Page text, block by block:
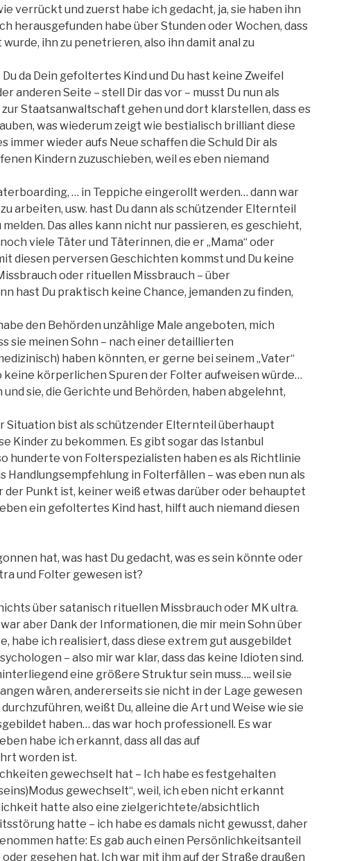
verrückt und zuerst habe ich gedacht, ja, sie haben ihn
herausgefunden habe über Stunden oder Wochen, dass
ihn zu penetrieren, also ihn damit anal zu
da Dein gefoltertes Kind und Du hast keine Zweifel
anderen Seite – stell Dir das vor – musst Du nun als
Staatsanwaltschaft gehen und dort klarstellen, dass es
was wiederum zeigt wie bestialisch brilliant diese
immer wieder aufs Neue schaffen die Schuld Dir als
Kindern zuzuschieben, weil es eben niemand
… in Teppiche eingerollt werden… dann war
arbeiten, usw. hast Du dann als schützender Elternteil
Das alles kann nicht nur passieren, es geschieht,
viele Täter und Täterinnen, die er „Mama“ oder
diesen perversen Geschichten kommst und Du keine
oder rituellen Missbrauch – über
hast Du praktisch keine Chance, jemanden zu finden,
den Behörden unzählige Male angeboten, mich
sie meinen Sohn – nach einer detaillierten
haben könnten, er gerne bei seinem „Vater“
körperlichen Spuren der Folter aufweisen würde…
sie, die Gerichte und Behörden, haben abgelehnt,
Situation bist als schützender Elternteil überhaupt
Kinder zu bekommen. Es gibt sogar das Istanbul
hunderte von Folterspezialisten haben es als Richtlinie
Handlungsempfehlung in Folterfällen – was eben nun als
der Punkt ist, keiner weiß etwas darüber oder behauptet
ein gefoltertes Kind hast, hilft auch niemand diesen
hat, was hast Du gedacht, was es sein könnte oder
und Folter gewesen ist?
über satanisch rituellen Missbrauch oder MK ultra.
aber Dank der Informationen, die mir mein Sohn über
habe ich realisiert, dass diese extrem gut ausgebildet
– also mir war klar, dass das keine Idioten sind.
eine größere Struktur sein muss…. weil sie
wären, andererseits sie nicht in der Lage gewesen
weißt Du, alleine die Art und Weise wie sie
haben… das war hoch professionell. Es war
habe ich erkannt, dass all das auf
worden ist.
gewechselt hat – Ich habe es festgehalten
gewechselt“, weil, ich eben nicht erkannt
hatte also eine zielgerichtete/absichtlich
hatte – ich habe es damals nicht gewusst, daher
hatte: Es gab auch einen Persönlichkeitsanteil
gesehen hat. Ich war mit ihm auf der Straße draußen